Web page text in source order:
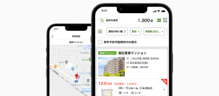
香川県善通寺市生野本町１丁目
40.55m²
間取り
1LDK
香川県丸亀市柞原町
価 格
4.70万円
住 所
香川県丸亀市柞原町
専有面積 41.91m²